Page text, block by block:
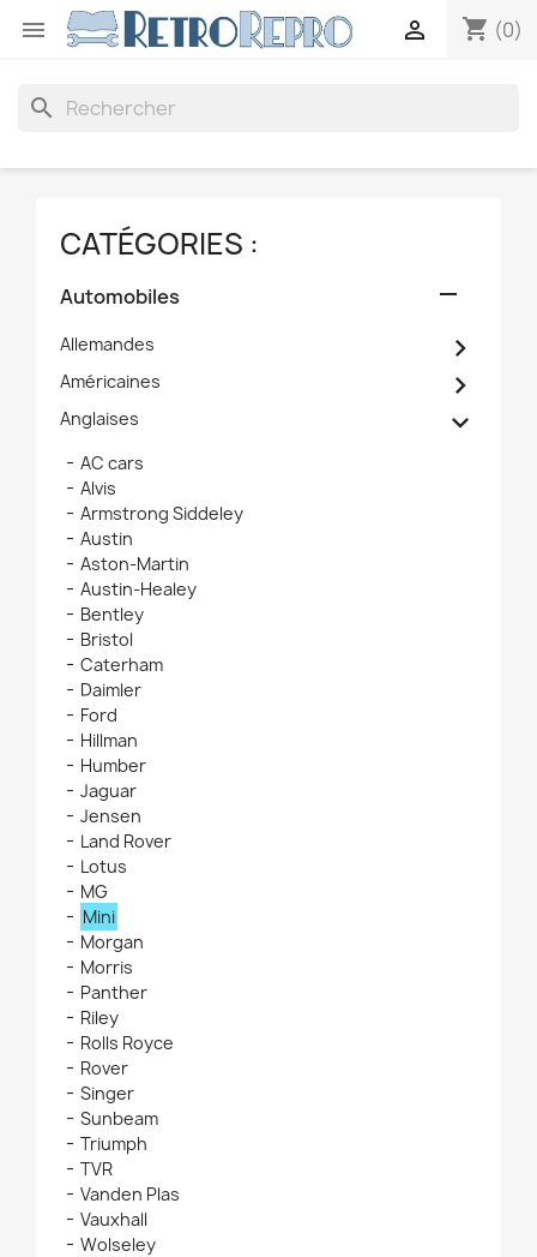
 shopping_cart (0)

search
CATÉGORIES :
Automobiles 
Allemandes 
Américaines 
Anglaises 
AC cars
Alvis
Armstrong Siddeley
Austin
Aston-Martin
Austin-Healey
Bentley
Bristol
Caterham
Daimler
Ford
Hillman
Humber
Jaguar
Jensen
Land Rover
Lotus
MG
Mini
Morgan
Morris
Panther
Riley
Rolls Royce
Rover
Singer
Sunbeam
Triumph
TVR
Vanden Plas
Vauxhall
Wolseley